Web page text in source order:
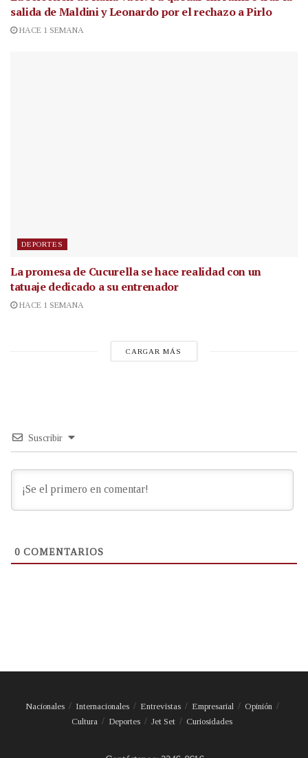
salida de Maldini y Leonardo por el rechazo a Pirlo
HACE 1 SEMANA
DEPORTES
La promesa de Cucurella se hace realidad con un
tatuaje dedicado a su entrenador
HACE 1 SEMANA
CARGAR MÁS
Suscribir
0 COMENTARIOS
Nacionales Internacionales Entrevistas Empresarial
Opinión
Cultura
Deportes Jet Set Curiosidades